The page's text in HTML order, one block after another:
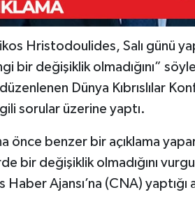
Hristodoulides, Salı günü
bir değişiklik olmadığını”
Dünya Kıbrıslılar
sorular üzerine yaptı.
önce benzer bir açıklama
bir değişiklik olmadığını
Haber Ajansı’na (CNA) yaptığı